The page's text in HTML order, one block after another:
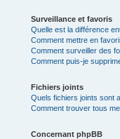
Surveillance et favoris
Quelle est la différence
Comment mettre en
Comment surveiller des
Comment puis-je
Fichiers joints
Quels fichiers joints sont
Comment trouver tous
Concernant phpBB